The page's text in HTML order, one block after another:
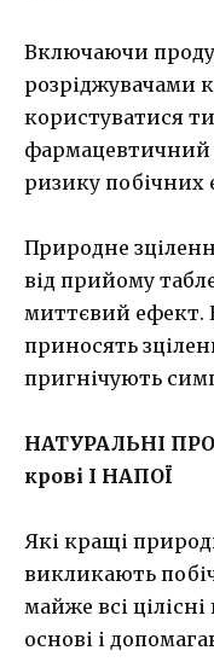
Включаючи
розріджувачами
користуватися
фармацевтичний
ризику побічних
Природне
від прийому
миттєвий ефект.
приносять
пригнічують
НАТУРАЛЬНІ
крові І НАПОЇ
Які кращі
викликають
майже всі
основі і